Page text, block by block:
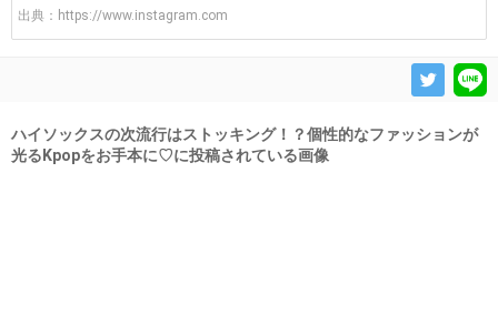
出典： https://www.instagram.com
ハイソックスの次流行はストッキング！？個性的なファッションが
光るKpopをお手本に♡に投稿されている画像